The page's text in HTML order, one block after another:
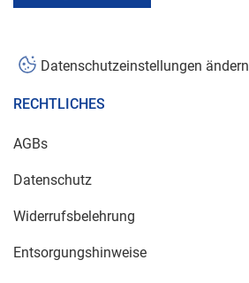
Datenschutzeinstellungen ändern
RECHTLICHES
AGBs
Datenschutz
Widerrufsbelehrung
Entsorgungshinweise